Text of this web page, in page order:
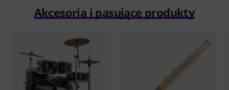
Akcesoria i pasujące produkty